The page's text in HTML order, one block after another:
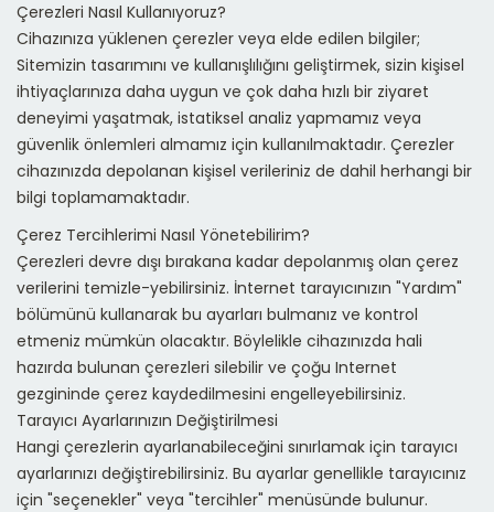
Çerezleri Nasıl Kullanıyoruz?
Cihazınıza yüklenen çerezler veya elde edilen bilgiler;
Sitemizin tasarımını ve kullanışlılığını geliştirmek, sizin kişisel
ihtiyaçlarınıza daha uygun ve çok daha hızlı bir ziyaret
deneyimi yaşatmak, istatiksel analiz yapmamız veya
güvenlik önlemleri almamız için kullanılmaktadır. Çerezler
cihazınızda depolanan kişisel verileriniz de dahil herhangi bir
bilgi toplamamaktadır.
Çerez Tercihlerimi Nasıl Yönetebilirim?
Çerezleri devre dışı bırakana kadar depolanmış olan çerez
verilerini temizle-yebilirsiniz. İnternet tarayıcınızın "Yardım"
bölümünü kullanarak bu ayarları bulmanız ve kontrol
etmeniz mümkün olacaktır. Böylelikle cihazınızda hali
hazırda bulunan çerezleri silebilir ve çoğu Internet
gezgininde çerez kaydedilmesini engelleyebilirsiniz.
Tarayıcı Ayarlarınızın Değiştirilmesi
Hangi çerezlerin ayarlanabileceğini sınırlamak için tarayıcı
ayarlarınızı değiştirebilirsiniz. Bu ayarlar genellikle tarayıcınız
için "seçenekler" veya "tercihler" menüsünde bulunur.